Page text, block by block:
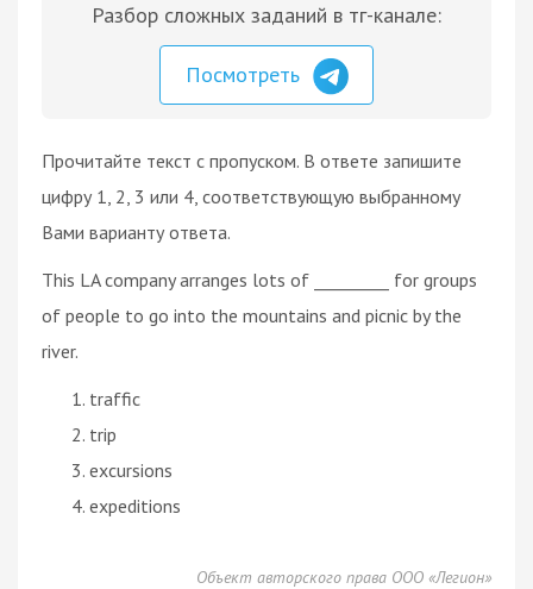
Разбор сложных заданий в тг-канале:
Посмотреть
Прочитайте текст с пропуском. В ответе запишите
цифру 1, 2, 3 или 4, соответствующую выбранному
Вами варианту ответа.
This LA company arranges lots of _________ for groups
of people to go into the mountains and picnic by the
river.
traffic
trip
excursions
expeditions
Объект авторского права ООО «Легион»